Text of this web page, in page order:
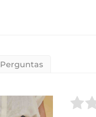
Perguntas